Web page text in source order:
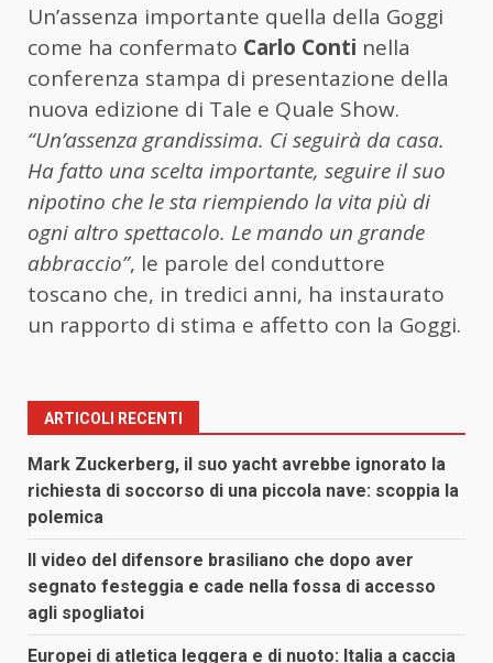
Un’assenza importante quella della Goggi
come ha confermato Carlo Conti nella
conferenza stampa di presentazione della
nuova edizione di Tale e Quale Show.
“Un’assenza grandissima. Ci seguirà da casa.
Ha fatto una scelta importante, seguire il suo
nipotino che le sta riempiendo la vita più di
ogni altro spettacolo. Le mando un grande
abbraccio”, le parole del conduttore
toscano che, in tredici anni, ha instaurato
un rapporto di stima e affetto con la Goggi.
ARTICOLI RECENTI
Mark Zuckerberg, il suo yacht avrebbe ignorato la
richiesta di soccorso di una piccola nave: scoppia la
polemica
Il video del difensore brasiliano che dopo aver
segnato festeggia e cade nella fossa di accesso
agli spogliatoi
Europei di atletica leggera e di nuoto: Italia a caccia